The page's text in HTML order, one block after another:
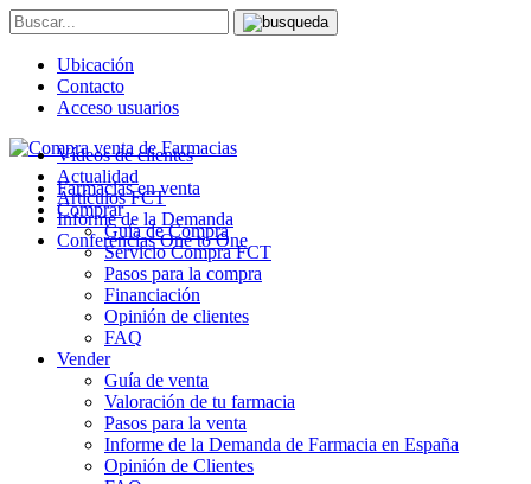
Ubicación
Contacto
Acceso usuarios
Farmacias en venta
Comprar
Guía de Compra
Servicio Compra FCT
Pasos para la compra
Financiación
Opinión de clientes
FAQ
Vender
Guía de venta
Valoración de tu farmacia
Pasos para la venta
Informe de la Demanda de Farmacia en España
Opinión de Clientes
Vídeos de clientes
Actualidad
Artículos FCT
Informe de la Demanda
Conferencias One to One